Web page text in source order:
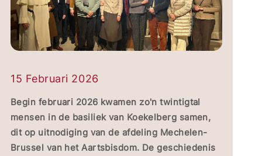
15 Februari 2026
Begin februari 2026 kwamen zo'n twintigtal
mensen in de basiliek van Koekelberg samen,
dit op uitnodiging van de afdeling Mechelen-
Brussel van het Aartsbisdom. De geschiedenis